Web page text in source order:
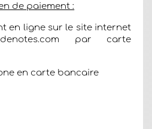
de paiement :
en ligne sur le site internet
par carte
en carte bancaire